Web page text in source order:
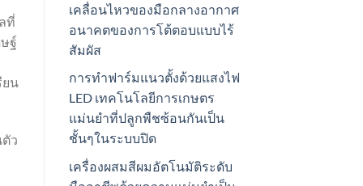
ที่
ฐ์
ยน
ว
เคลื่อนไหวของมือกลางอากาศ
อนาคตของการโต้ตอบแบบไร้
สัมผัส
การทำฟาร์มแนวตั้งด้วยแสงไฟ
LED เทคโนโลยีการเกษตร
แม่นยำที่ปลูกพืชซ้อนกันเป็น
ชั้นๆในระบบปิด
เครื่องผสมสีผมอัตโนมัติระดับ